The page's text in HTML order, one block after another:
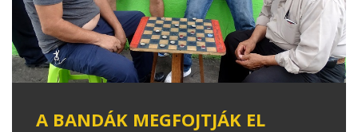
A BANDÁK MEGFOJTJÁK EL